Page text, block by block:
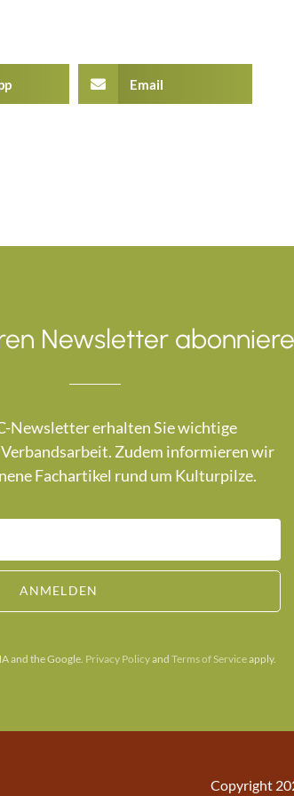
Email
Newsletter
Newsletter erhalten Sie wichtige
Zudem informieren wir
Fachartikel rund um Kulturpilze.
ANMELDEN
and the Google. Privacy Policyand Terms of Serviceapply.
Copyright